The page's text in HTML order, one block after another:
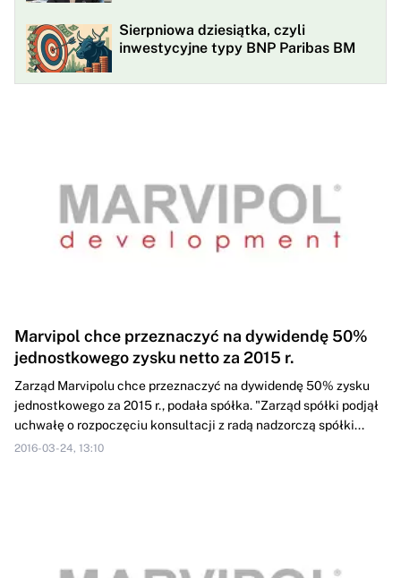
Sierpniowa dziesiątka, czyli
inwestycyjne typy BNP Paribas BM
Marvipol chce przeznaczyć na dywidendę 50%
jednostkowego zysku netto za 2015 r.
Zarząd Marvipolu chce przeznaczyć na dywidendę 50% zysku
jednostkowego za 2015 r., podała spółka. "Zarząd spółki podjął
uchwałę o rozpoczęciu konsultacji z radą nadzorczą spółki...
2016-03-24, 13:10